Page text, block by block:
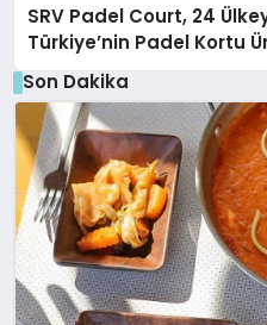
SRV Padel Court, 24
Türkiye’nin Padel Kortu
Son Dakika